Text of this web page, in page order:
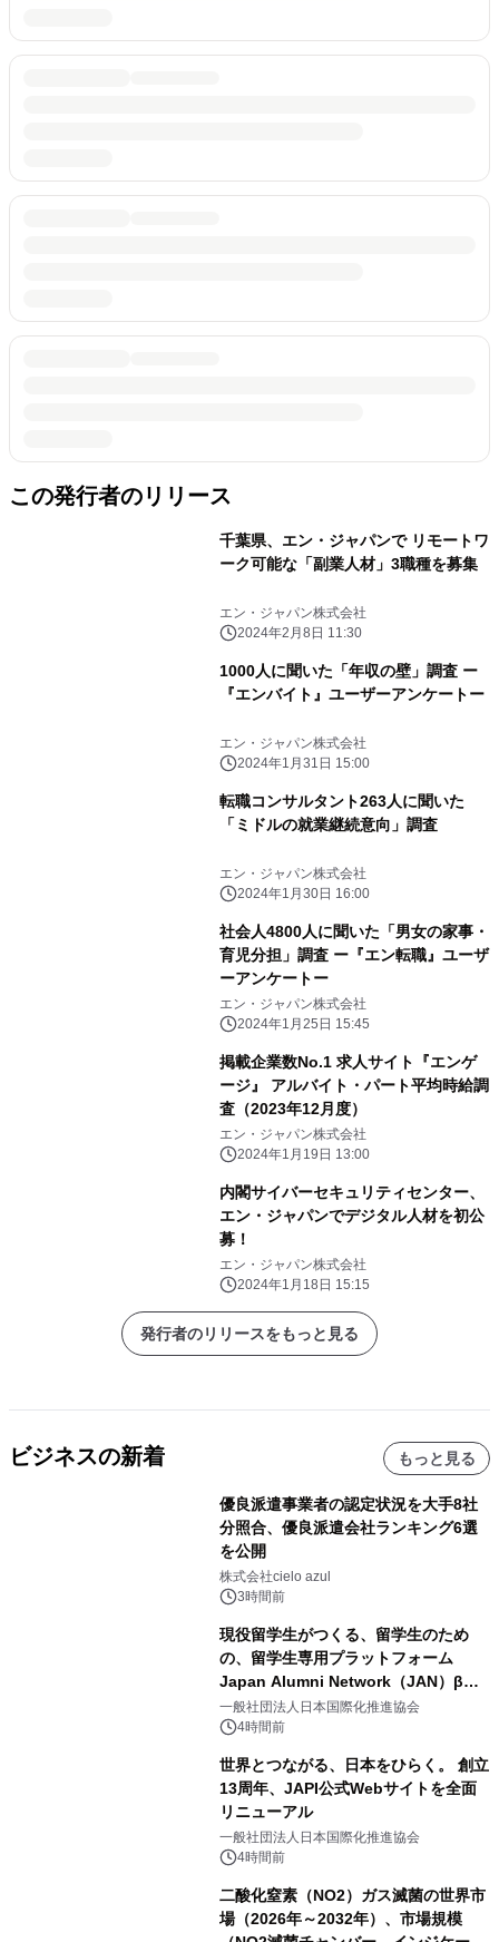
この発行者のリリース
千葉県、エン・ジャパンで リモートワ
ーク可能な「副業人材」3職種を募集
エン・ジャパン株式会社
2024年2月8日 11:30
1000人に聞いた「年収の壁」調査 ー
『エンバイト』ユーザーアンケートー
エン・ジャパン株式会社
2024年1月31日 15:00
転職コンサルタント263人に聞いた
「ミドルの就業継続意向」調査
エン・ジャパン株式会社
2024年1月30日 16:00
社会人4800人に聞いた「男女の家事・
育児分担」調査 ー『エン転職』ユーザ
ーアンケートー
エン・ジャパン株式会社
2024年1月25日 15:45
掲載企業数No.1 求人サイト『エンゲ
ージ』 アルバイト・パート平均時給調
査（2023年12月度）
エン・ジャパン株式会社
2024年1月19日 13:00
内閣サイバーセキュリティセンター、
エン・ジャパンでデジタル人材を初公
募！
エン・ジャパン株式会社
2024年1月18日 15:15
発行者のリリースをもっと見る
ビジネスの新着 もっと見る
優良派遣事業者の認定状況を大手8社
分照合、優良派遣会社ランキング6選
を公開
株式会社cielo azul
3時間前
現役留学生がつくる、留学生のため
の、留学生専用プラットフォーム
Japan Alumni Network（JAN）β版
をリリース
一般社団法人日本国際化推進協会
4時間前
世界とつながる、日本をひらく。 創立
13周年、JAPI公式Webサイトを全面
リニューアル
一般社団法人日本国際化推進協会
4時間前
二酸化窒素（NO2）ガス滅菌の世界市
場（2026年～2032年）、市場規模